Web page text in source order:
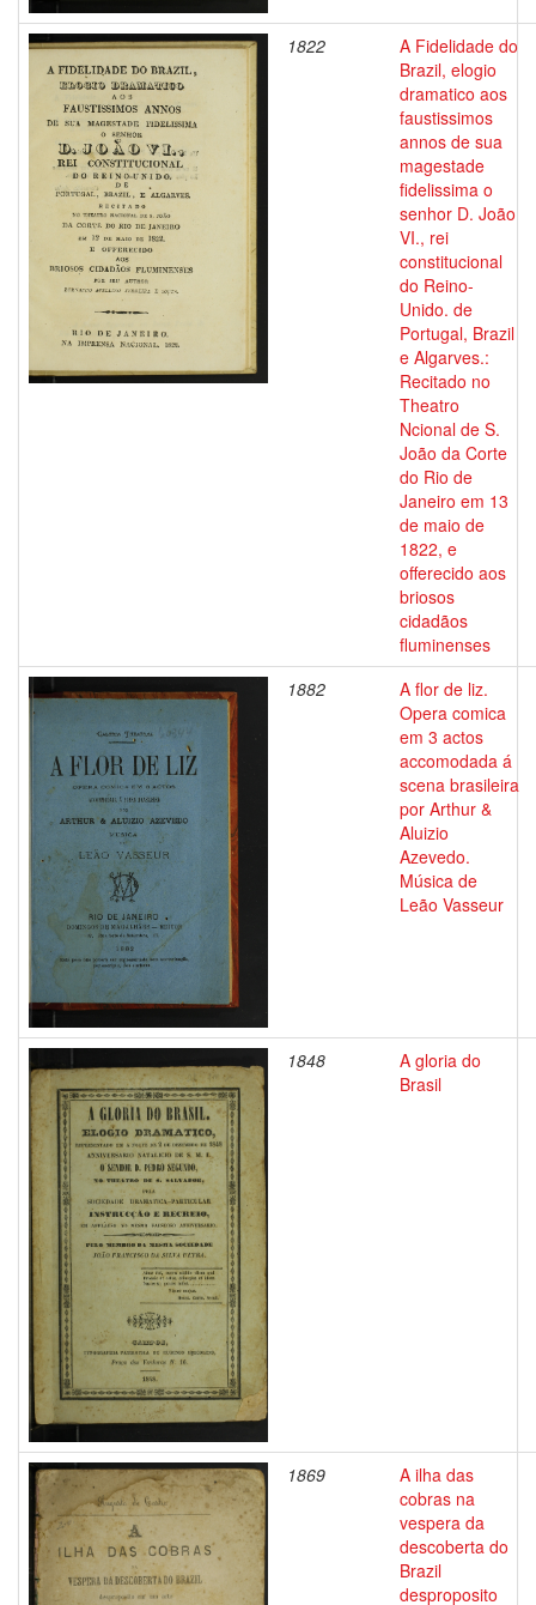
1822
A Fidelidade do
Brazil, elogio
dramatico aos
faustissimos
annos de sua
magestade
fidelissima o
senhor D. João
VI., rei
constitucional
do Reino-
Unido. de
Portugal, Brazil
e Algarves.:
Recitado no
Theatro
Ncional de S.
João da Corte
do Rio de
Janeiro em 13
de maio de
1822, e
offerecido aos
briosos
cidadãos
fluminenses
1882
A flor de liz.
Opera comica
em 3 actos
accomodada á
scena brasileira
por Arthur &
Aluizio
Azevedo.
Música de
Leão Vasseur
1848
A gloria do
Brasil
1869
A ilha das
cobras na
vespera da
descoberta do
Brazil
desproposito